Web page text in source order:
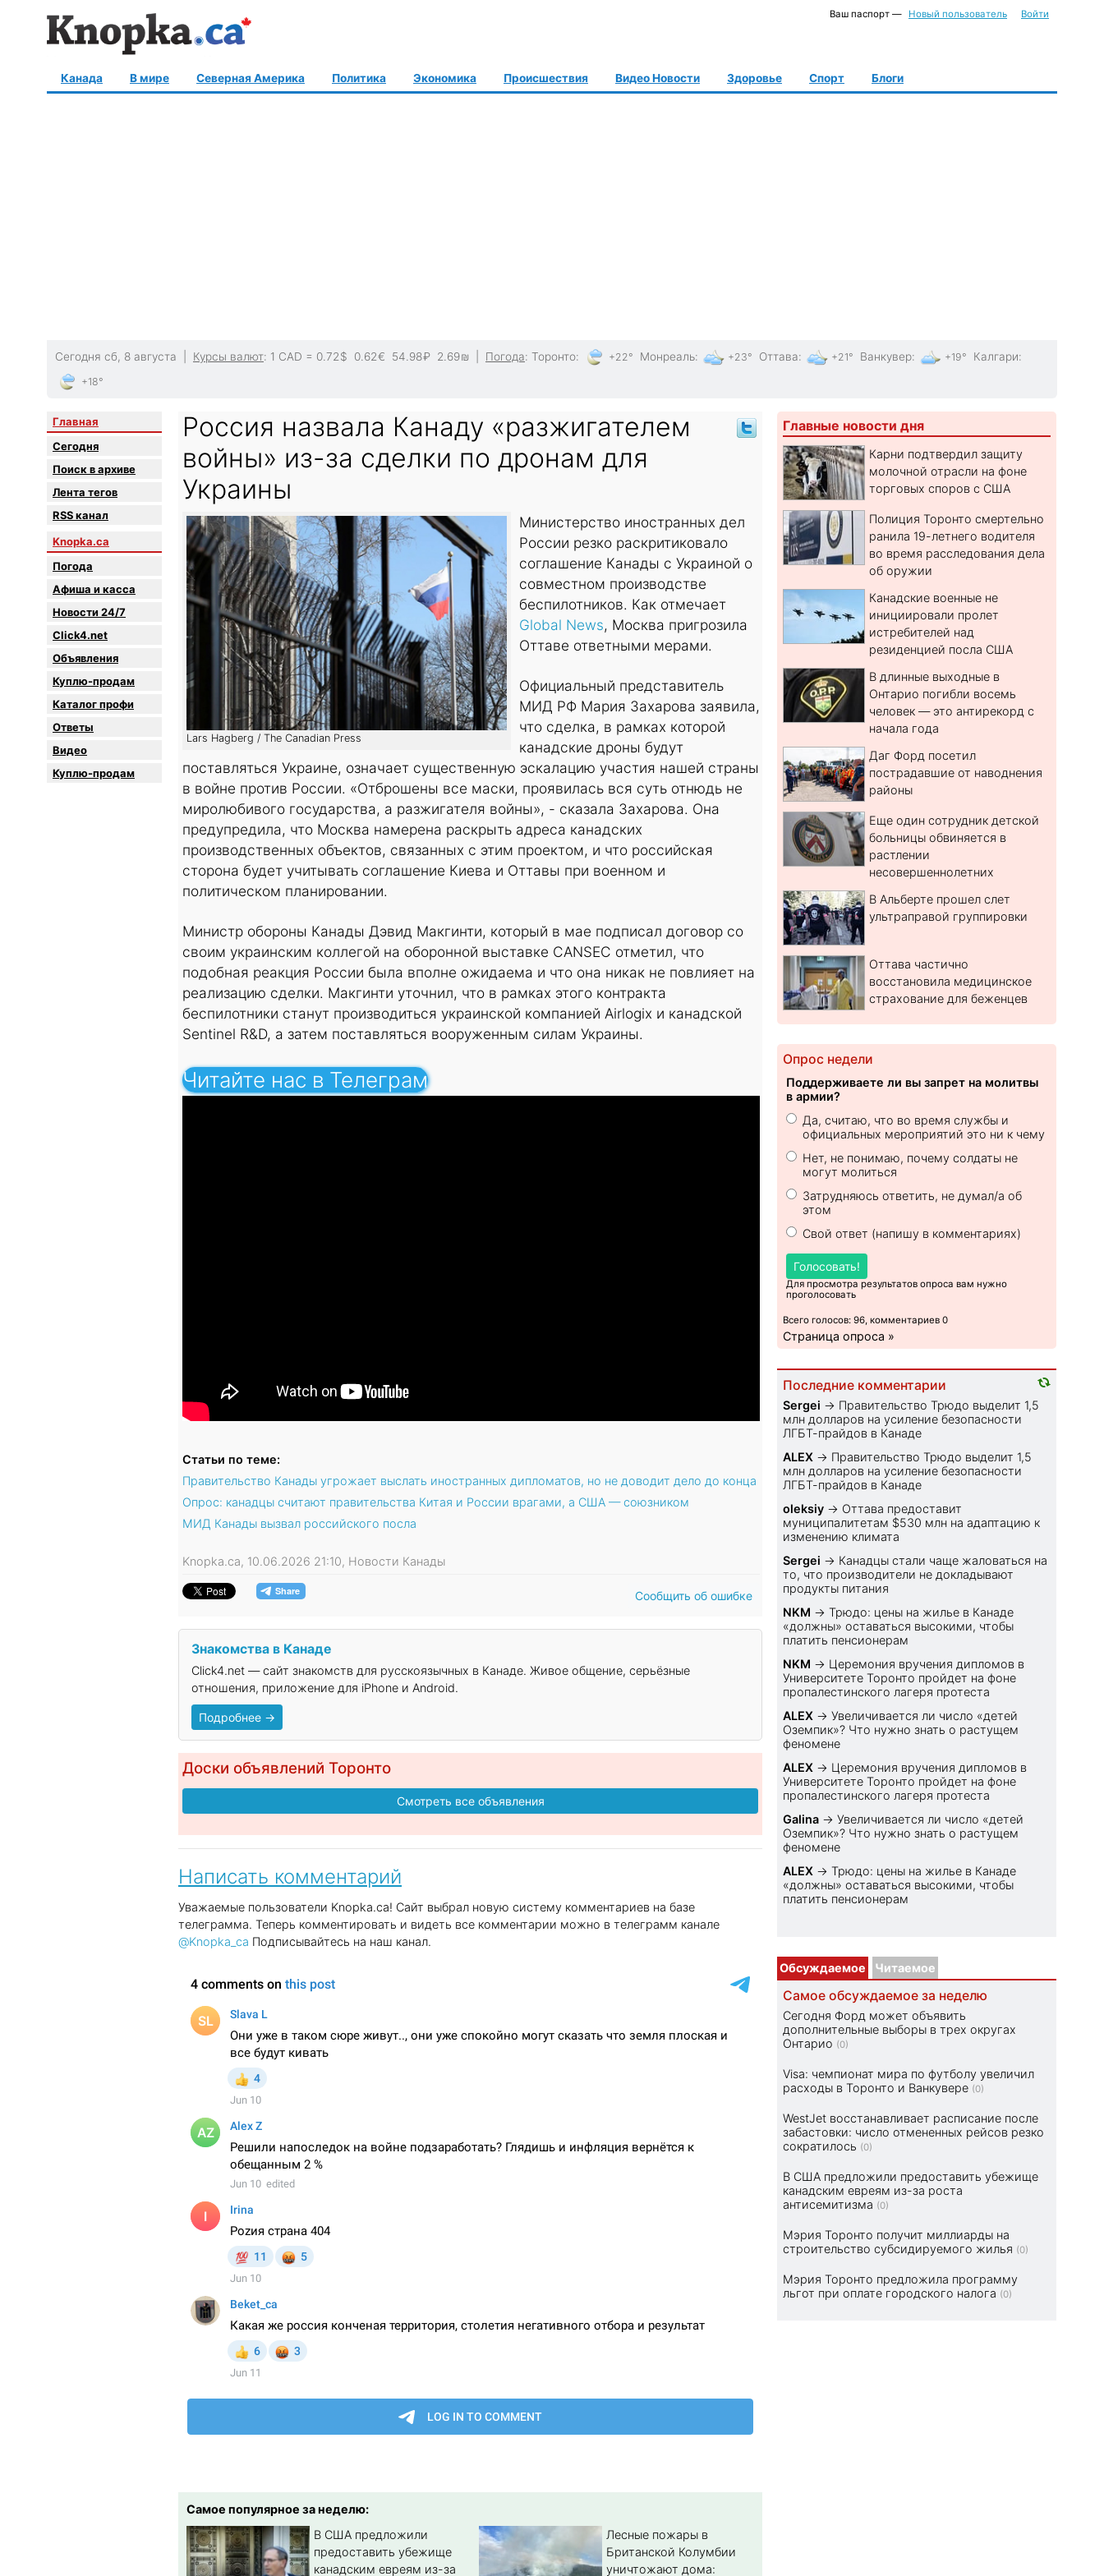
Ваш паспорт — Новый пользователь Войти
Канада В мире Северная Америка Политика Экономика Происшествия Видео Новости Здоровье Спорт Блоги
Сегодня сб, 8 августа | Курсы валют: 1 CAD = 0.72$ 0.62€ 54.98₽ 2.69₪ Погода: Торонто: +22° Монреаль: +23° Оттава: +21° Ванкувер: +19° Калгари:
+18°
Главная
Сегодня
Поиск в архиве
Лента тегов
RSS канал
Knopka.ca
Погода
Афиша и касса
Новости 24/7
Click4.net
Объявления
Куплю-продам
Каталог профи
Oтветы
Видео
Куплю-продам
Россия назвала Канаду «разжигателем
войны» из-за сделки по дронам для
Украины
Lars Hagberg / The Canadian Press
Министерство иностранных дел
России резко раскритиковало
соглашение Канады с Украиной о
совместном производстве
беспилотников. Как отмечает
Global News, Москва пригрозила
Оттаве ответными мерами.
Официальный представитель
МИД РФ Мария Захарова заявила,
что сделка, в рамках которой
канадские дроны будут
поставляться Украине, означает существенную эскалацию участия нашей страны
в войне против России. «Отброшены все маски, проявилась вся суть отнюдь не
миролюбивого государства, а разжигателя войны», - сказала Захарова. Она
предупредила, что Москва намерена раскрыть адреса канадских
производственных объектов, связанных с этим проектом, и что российская
сторона будет учитывать соглашение Киева и Оттавы при военном и
политическом планировании.
Министр обороны Канады Дэвид Макгинти, который в мае подписал договор со
своим украинским коллегой на оборонной выставке CANSEC отметил, что
подобная реакция России была вполне ожидаема и что она никак не повлияет на
реализацию сделки. Макгинти уточнил, что в рамках этого контракта
беспилотники станут производиться украинской компанией Airlogix и канадской
Sentinel R&D, а затем поставляться вооруженным силам Украины.
Читайте нас в Телеграм
Статьи по теме:
Правительство Канады угрожает выслать иностранных дипломатов, но не доводит дело до конца
Опрос: канадцы считают правительства Китая и России врагами, а США — союзником
МИД Канады вызвал российского посла
Knopka.ca, 10.06.2026 21:10, Новости Канады
Сообщить об ошибке
Знакомства в Канаде
Click4.net — сайт знакомств для русскоязычных в Канаде. Живое общение, серьёзные
отношения, приложение для iPhone и Android.
Подробнее →
Доски объявлений Торонто
Смотреть все объявления
Написать комментарий
Уважаемые пользователи Knopka.ca! Сайт выбрал новую систему комментариев на базе
телеграмма. Теперь комментировать и видеть все комментарии можно в телеграмм канале
@Knopka_ca Подписывайтесь на наш канал.
Самое популярное за неделю:
В США предложили
предоставить убежище
канадским евреям из-за
Лесные пожары в
Британской Колумбии
уничтожают дома:
Главные новости дня
Карни подтвердил защиту
молочной отрасли на фоне
торговых споров с США
Полиция Торонто смертельно
ранила 19-летнего водителя
во время расследования дела
об оружии
Канадские военные не
инициировали пролет
истребителей над
резиденцией посла США
В длинные выходные в
Онтарио погибли восемь
человек — это антирекорд с
начала года
Даг Форд посетил
пострадавшие от наводнения
районы
Еще один сотрудник детской
больницы обвиняется в
растлении
несовершеннолетних
В Альберте прошел слет
ультраправой группировки
Оттава частично
восстановила медицинское
страхование для беженцев
Опрос недели
Поддерживаете ли вы запрет на молитвы
в армии?
Да, считаю, что во время службы и
официальных мероприятий это ни к чему
Нет, не понимаю, почему солдаты не
могут молиться
Затрудняюсь ответить, не думал/а об
этом
Свой ответ (напишу в комментариях)
Голосовать!
Для просмотра результатов опроса вам нужно
проголосовать
Всего голосов: 96, комментариев 0
Страница опроса »
Последние комментарии
Sеrgei → Правительство Трюдо выделит 1,5
млн долларов на усиление безопасности
ЛГБТ-прайдов в Канаде
ALEX → Правительство Трюдо выделит 1,5
млн долларов на усиление безопасности
ЛГБТ-прайдов в Канаде
oleksiy → Оттава предоставит
муниципалитетам $530 млн на адаптацию к
изменению климата
Sеrgei → Канадцы стали чаще жаловаться на
то, что производители не докладывают
продукты питания
NKM →Трюдо: цены на жилье в Канаде
«должны» оставаться высокими, чтобы
платить пенсионерам
NKM → Церемония вручения дипломов в
Университете Торонто пройдет на фоне
пропалестинского лагеря протеста
ALEX →Увеличивается ли число «детей
Оземпик»? Что нужно знать о растущем
феномене
ALEX → Церемония вручения дипломов в
Университете Торонто пройдет на фоне
пропалестинского лагеря протеста
Galina →Увеличивается ли число «детей
Оземпик»? Что нужно знать о растущем
феномене
ALEX →Трюдо: цены на жилье в Канаде
«должны» оставаться высокими, чтобы
платить пенсионерам
Обсуждаемое Читаемое
Самое обсуждаемое за неделю
Сегодня Форд может объявить
дополнительные выборы в трех округах
Онтарио (0)
Visa: чемпионат мира по футболу увеличил
расходы в Торонто и Ванкувере (0)
WestJet восстанавливает расписание после
забастовки: число отмененных рейсов резко
сократилось (0)
В США предложили предоставить убежище
канадским евреям из-за роста
антисемитизма (0)
Мэрия Торонто получит миллиарды на
строительство субсидируемого жилья (0)
Мэрия Торонто предложила программу
льгот при оплате городского налога (0)